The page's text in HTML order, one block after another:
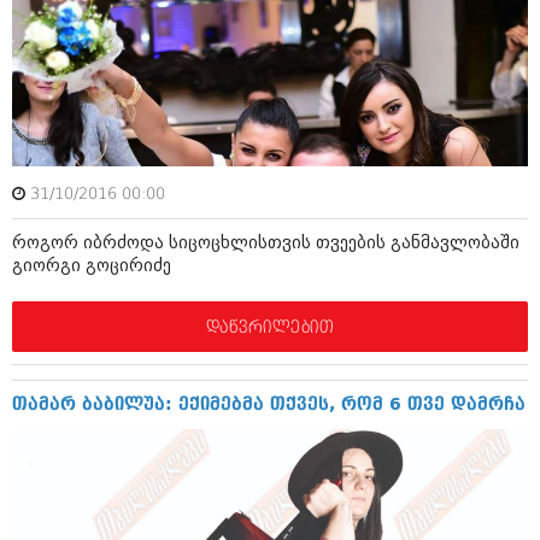
მარტი 2014 (413)
თებერვალი 2014 (318)
იანვარი 2014 (297)
დეკემბერი 2013 (365)
ნოემბერი 2013 (279)
ოქტომბერი 2013 (256)
სექტემბერი 2013 (368)
ივლისი 2013 (182)
ივნისი 2013 (212)
მაისი 2013 (259)
აპრილი 2013 (304)
თებერვალი 2013 (204)
დეკემბერი 2012 (98)
ოქტომბერი 2012 (350)
სექტემბერი 2012 (264)
აგვისტო 2012 (268)
ივლისი 2012 (322)
ივნისი 2012 (282)
მაისი 2012 (240)
31/10/2016 00:00
როგორ იბრძოდა სიცოცხლისთვის თვეების განმავლობაში
გიორგი გოცირიძე
დაწვრილებით
თამარ ბაბილუა: ექიმებმა თქვეს, რომ 6 თვე დამრჩა